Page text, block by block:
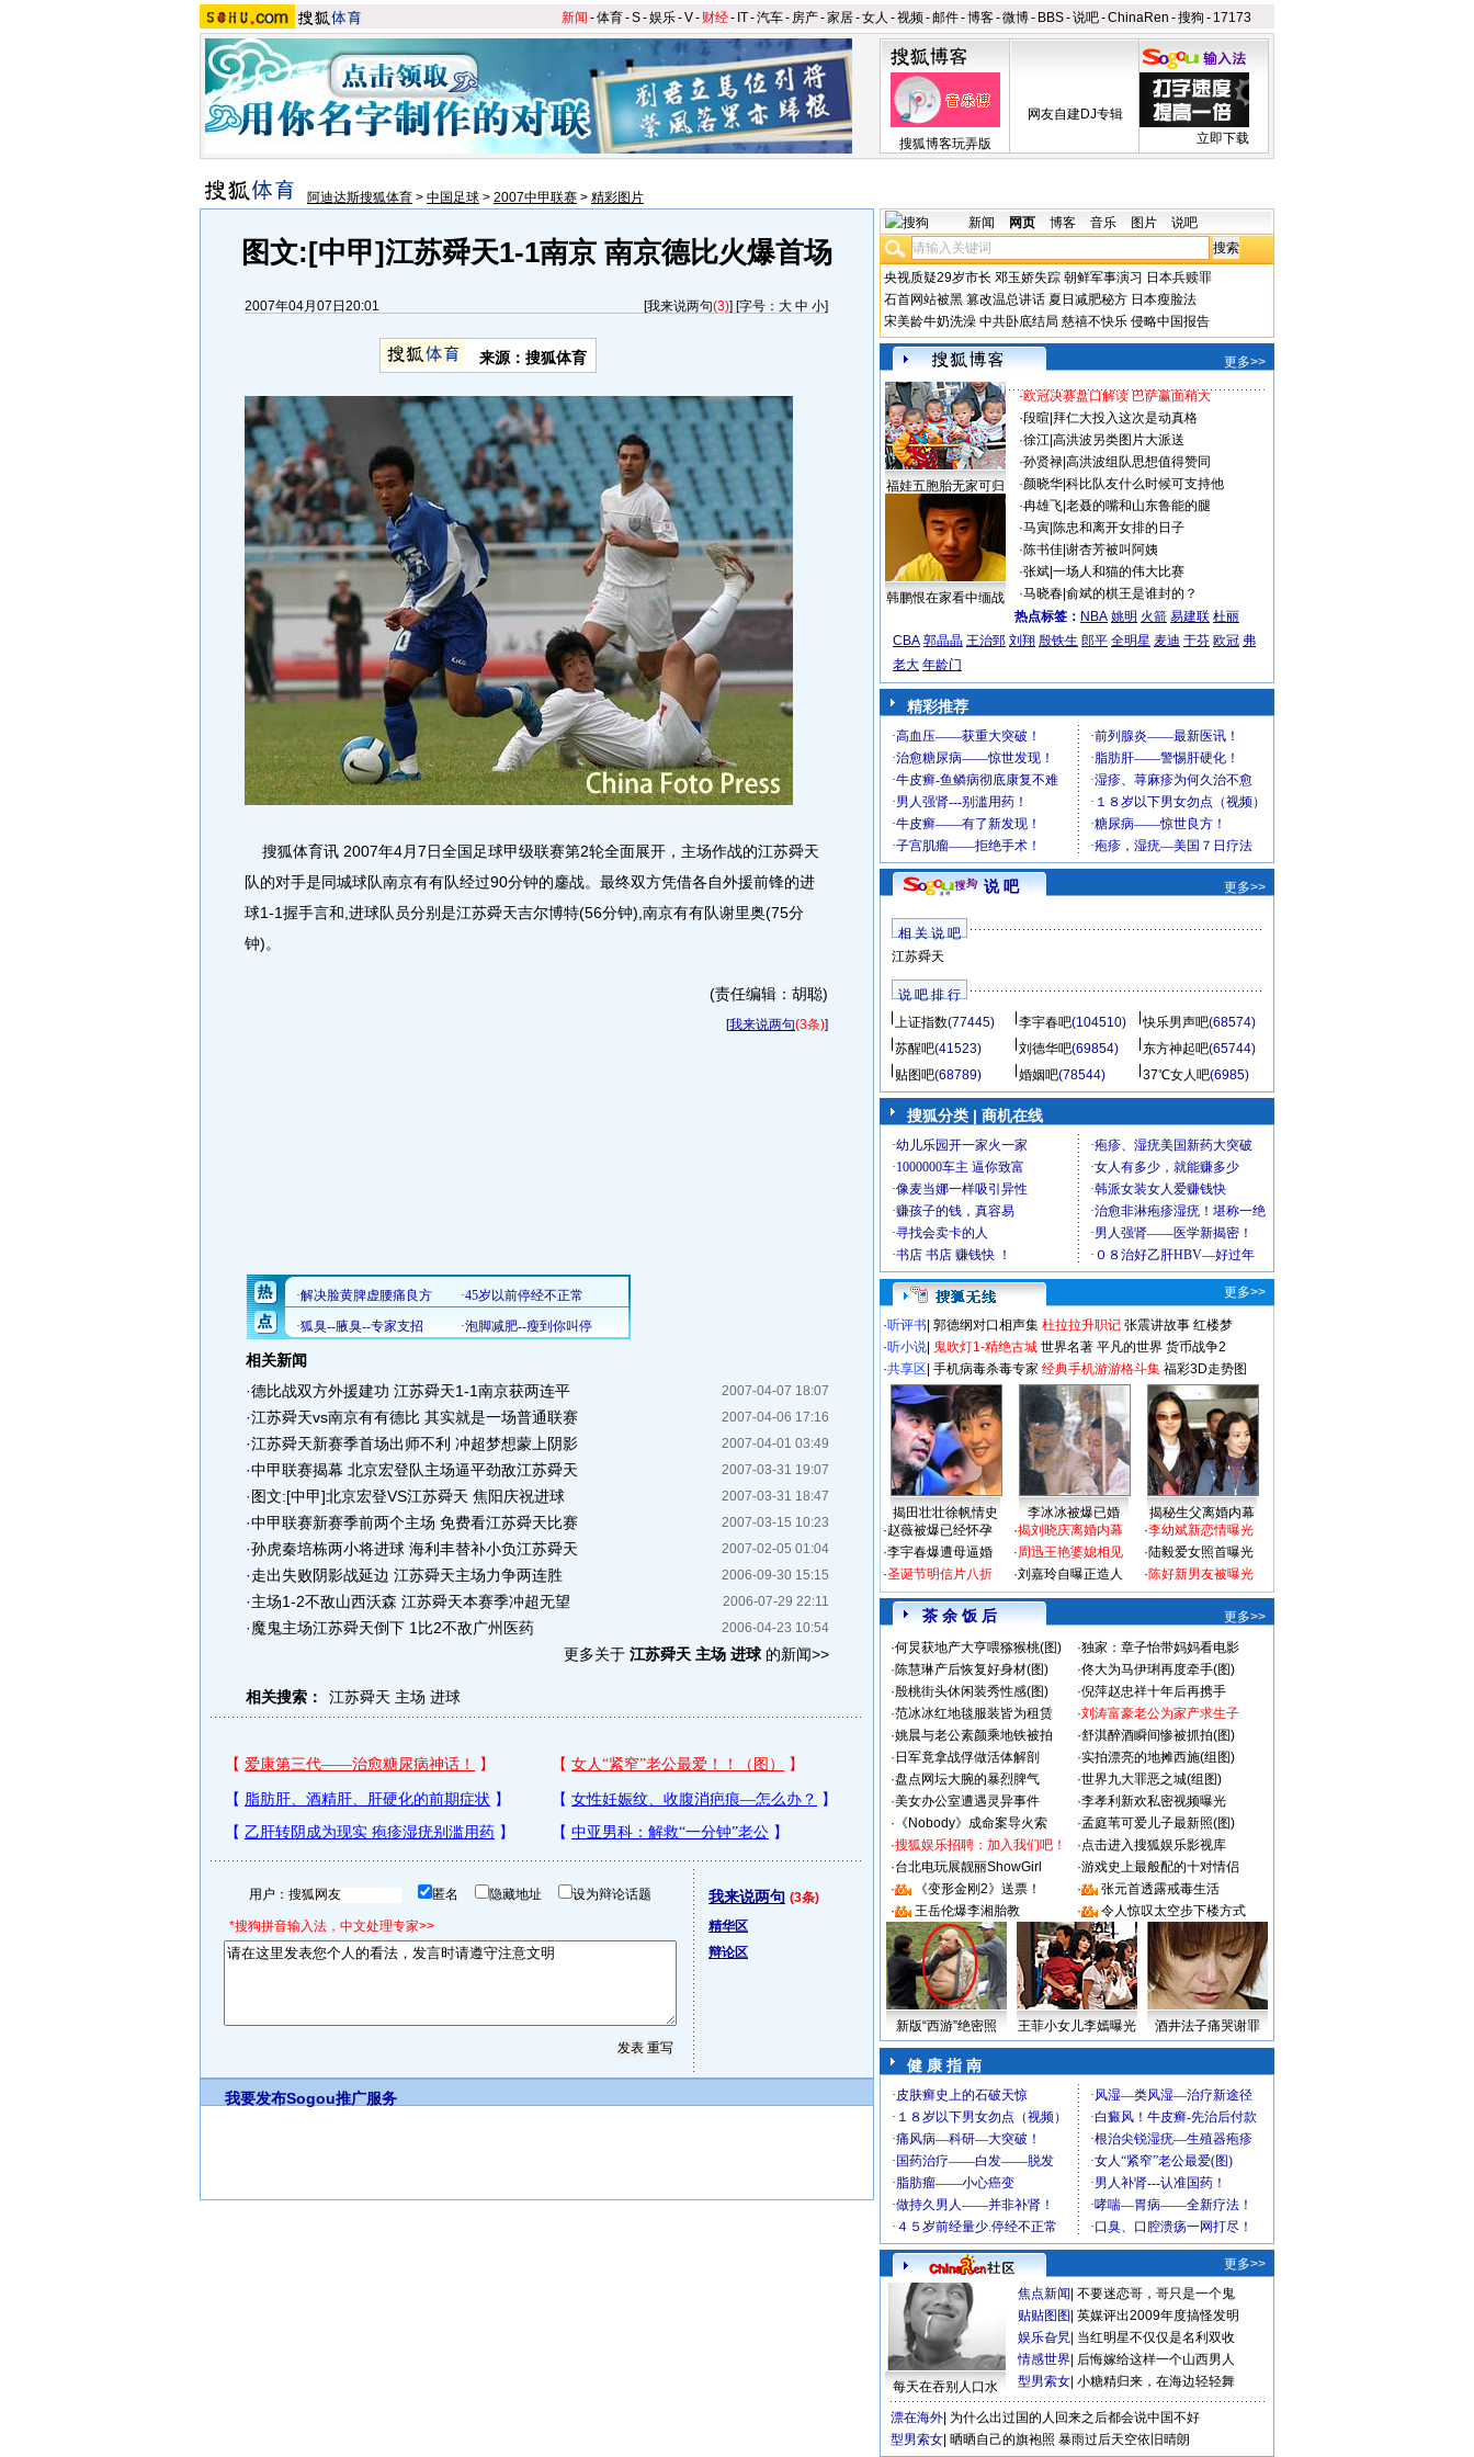
新闻 -体育-S-娱乐-V- 财经- IT-汽车- 房产-家居-女人 -视频-邮件-博客-微博- BBS-说吧-ChinaRen -搜狗 - 17173
搜狐博客玩弄版
网友自建DJ专辑
立即下载
阿迪达斯搜狐体育 > 中国足球 > 2007中甲联赛 > 精彩图片
图文:[中甲]江苏舜天1-1南京 南京德比火爆首场
2007年04月07日20:01 [我来说两句(3)] [字号： 大 中 小]
来源：搜狐体育
搜狐体育讯 2007年4月7日全国足球甲级联赛第2轮全面展开，主场作战的江苏舜天
队的对手是同城球队南京有有队经过90分钟的鏖战。最终双方凭借各自外援前锋的进
球1-1握手言和,进球队员分别是江苏舜天吉尔博特(56分钟),南京有有队谢里奥(75分
钟)。
(责任编辑：胡聪)
[我来说两句(3条)]
相关新闻
2007-04-07 18:07
·德比战双方外援建功 江苏舜天1-1南京获两连平
2007-04-06 17:16
·江苏舜天vs南京有有德比 其实就是一场普通联赛
2007-04-01 03:49
·江苏舜天新赛季首场出师不利 冲超梦想蒙上阴影
2007-03-31 19:07
·中甲联赛揭幕 北京宏登队主场逼平劲敌江苏舜天
2007-03-31 18:47
·图文:[中甲]北京宏登VS江苏舜天 焦阳庆祝进球
2007-03-15 10:23
·中甲联赛新赛季前两个主场 免费看江苏舜天比赛
2007-02-05 01:04
·孙虎秦培栋两小将进球 海利丰替补小负江苏舜天
2006-09-30 15:15
·走出失败阴影战延边 江苏舜天主场力争两连胜
2006-07-29 22:11
·主场1-2不敌山西沃森 江苏舜天本赛季冲超无望
2006-04-23 10:54
·魔鬼主场江苏舜天倒下 1比2不敌广州医药
更多关于 江苏舜天 主场 进球的新闻>>
相关搜索： 江苏舜天 主场 进球
用户： 匿名 隐藏地址 设为辩论话题
*搜狗拼音输入法，中文处理专家>>
我来说两句 (3条)
精华区
辩论区
我要发布Sogou推广服务
新闻 网页 博客 音乐 图片 说吧
央视质疑29岁市长 邓玉娇失踪 朝鲜军事演习 日本兵赎罪
石首网站被黑 篡改温总讲话 夏日减肥秘方 日本瘦脸法
宋美龄牛奶洗澡 中共卧底结局 慈禧不快乐 侵略中国报告
更多>>
福娃五胞胎无家可归
韩鹏恨在家看中缅战
·欧冠决赛盘口解读 巴萨赢面稍大
·段暄 拜仁大投入这次是动真格
·徐江| 高洪波另类图片大派送
·孙贤禄| 高洪波组队思想值得赞同
·颜晓华| 科比队友什么时候可支持他
·冉雄飞| 老聂的嘴和山东鲁能的腿
·马寅| 陈忠和离开女排的日子
·陈书佳| 谢杏芳被叫阿姨
·张斌| 一场人和猫的伟大比赛
·马晓春| 俞斌的棋王是谁封的？
热点标签： NBA 姚明 火箭 易建联 杜丽
CBA 郭晶晶 王治郅 刘翔 殷铁生 郎平 全明星 麦迪 于芬 欧冠 弗
老大 年龄门
精彩推荐
说 吧 更多>>
相 关 说 吧
江苏舜天
说 吧 排 行
上证指数(77445) 李宇春吧(104510) 快乐男声吧(68574)
苏醒吧(41523) 刘德华吧(69854) 东方神起吧(65744)
贴图吧(68789) 婚姻吧(78544) 37℃女人吧(6985)
搜狐分类 | 商机在线
更多>>
·听评书 郭德纲对口相声集 杜拉拉升职记 张震讲故事 红楼梦
·听小说 鬼吹灯1-精绝古城 世界名著 平凡的世界 货币战争2
·共享区 手机病毒杀毒专家 经典手机游游格斗集 福彩3D走势图
揭田壮壮徐帆情史 李冰冰被爆已婚
揭秘生父离婚内幕
·赵薇被爆已经怀孕
·李宇春爆遭母逼婚
·圣诞节明信片八折
·揭刘晓庆离婚内幕
·周迅王艳婆媳相见
·刘嘉玲自曝正造人
·李幼斌新恋情曝光
·陆毅爱女照首曝光
·陈好新男友被曝光
茶 余 饭 后
更多>>
·何炅获地产大亨喂猕猴桃(图) ·独家：章子怡带妈妈看电影
·陈慧琳产后恢复好身材(图) ·佟大为马伊琍再度牵手(图)
·殷桃街头休闲装秀性感(图) ·倪萍赵忠祥十年后再携手
·范冰冰红地毯服装皆为租赁 ·刘涛富豪老公为家产求生子
·姚晨与老公素颜乘地铁被拍 ·舒淇醉酒瞬间惨被抓拍(图)
· 日军竟拿战俘做活体解剖 ·实拍漂亮的地摊西施(组图)
·盘点网坛大腕的暴烈脾气 ·世界九大罪恶之城(组图)
·美女办公室遭遇灵异事件 ·李孝利新欢私密视频曝光
· 《Nobody》成命案导火索 ·孟庭苇可爱儿子最新照(图)
·搜狐娱乐招聘：加入我们吧！ ·点击进入搜狐娱乐影视库
·台北电玩展靓丽ShowGirl ·游戏史上最般配的十对情侣
·
《变形金刚2》送票！ ·
张元首透露戒毒生活
·
王岳伦爆李湘胎教 · 令人惊叹太空步下楼方式
新版“西游”绝密照 王菲小女儿李嫣曝光 酒井法子痛哭谢罪
健 康 指 南
更多>>
每天在吞别人口水
焦点新闻 不要迷恋哥，哥只是一个鬼
贴贴图图 英媒评出2009年度搞怪发明
娱乐旮旯 当红明星不仅仅是名利双收
情感世界 后悔嫁给这样一个山西男人
型男索女 小糖精归来，在海边轻轻舞
漂在海外 为什么出过国的人回来之后都会说中国不好
型男索女 晒晒自己的旗袍照 暴雨过后天空依旧晴朗